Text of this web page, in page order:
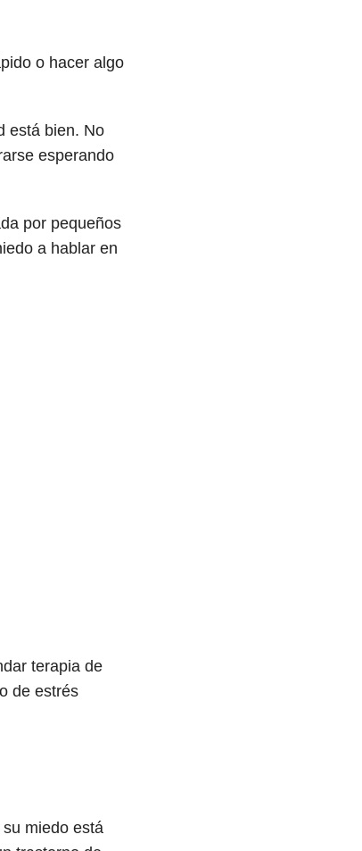
o hacer algo
está bien. No
esperando
por pequeños
a hablar en
terapia de
de estrés
miedo está